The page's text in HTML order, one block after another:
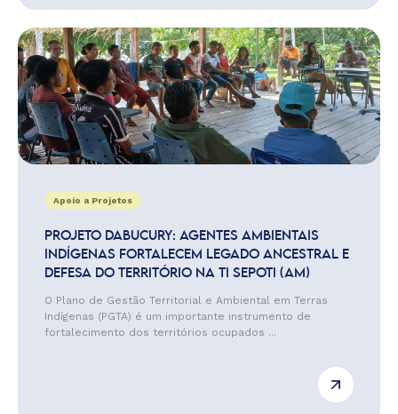
Apoio a Projetos
PROJETO DABUCURY: AGENTES AMBIENTAIS
INDÍGENAS FORTALECEM LEGADO ANCESTRAL E
DEFESA DO TERRITÓRIO NA TI SEPOTI (AM)
O Plano de Gestão Territorial e Ambiental em Terras
Indígenas (PGTA) é um importante instrumento de
fortalecimento dos territórios ocupados ...